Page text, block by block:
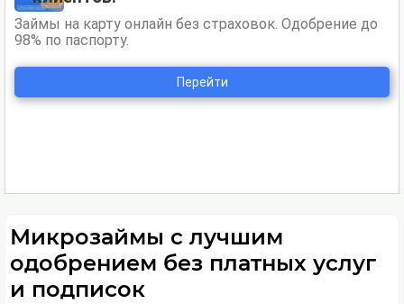
Микрозаймы с лучшим
одобрением без платных услуг
и подписок